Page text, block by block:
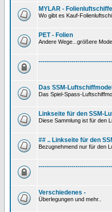
MYLAR -
Wo gibt es Kauf-
PET - Folien
Andere Wege...größere
Das SSM-
Das Spiel-Spass-
Linkseite für den SSM-
Diese Sammlung ist für den
## .. Linkseite für den
Bezugnehmend nur für den
Verschiedenes -
Überlegungen und mehr..